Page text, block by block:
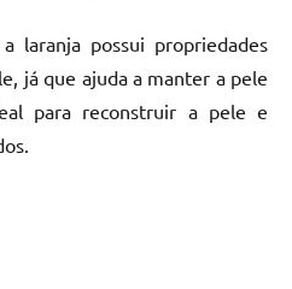
laranja possui propriedades
já que ajuda a manter a pele
para reconstruir a pele e